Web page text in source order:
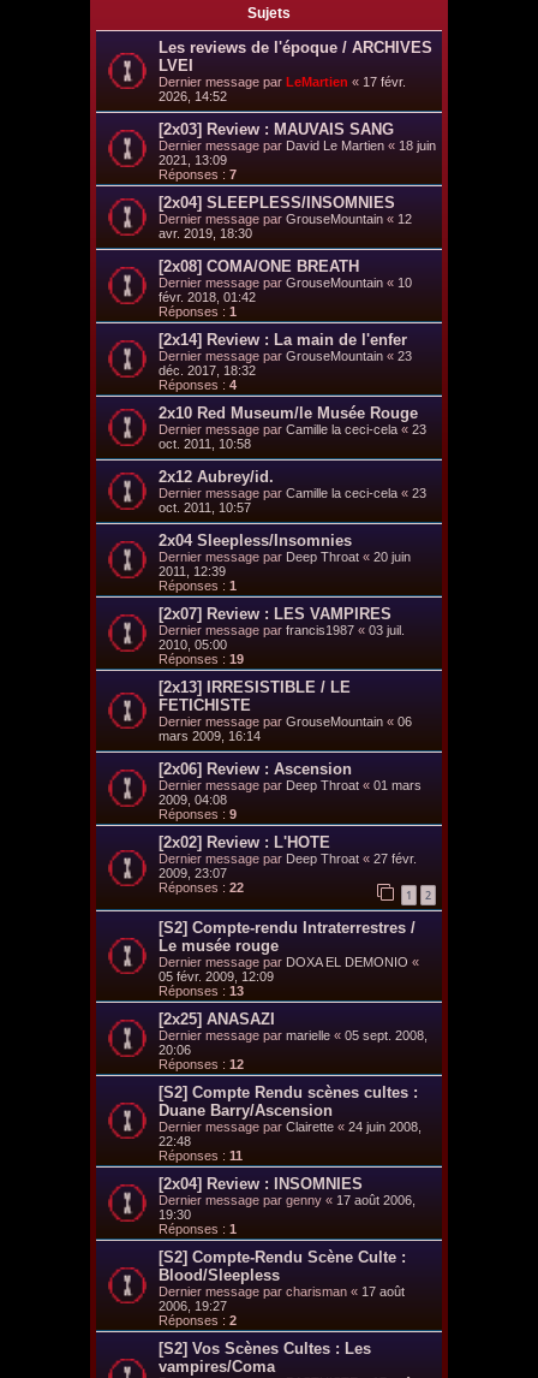
Sujets
Les reviews de l'époque / ARCHIVES
LVEI
Dernier message par LeMartien « 17 févr.
2026, 14:52
[2x03] Review : MAUVAIS SANG
Dernier message par David Le Martien « 18 juin
2021, 13:09
Réponses : 7
[2x04] SLEEPLESS/INSOMNIES
Dernier message par GrouseMountain « 12
avr. 2019, 18:30
[2x08] COMA/ONE BREATH
Dernier message par GrouseMountain « 10
févr. 2018, 01:42
Réponses : 1
[2x14] Review : La main de l'enfer
Dernier message par GrouseMountain « 23
déc. 2017, 18:32
Réponses : 4
2x10 Red Museum/le Musée Rouge
Dernier message par Camille la ceci-cela « 23
oct. 2011, 10:58
2x12 Aubrey/id.
Dernier message par Camille la ceci-cela « 23
oct. 2011, 10:57
2x04 Sleepless/Insomnies
Dernier message par Deep Throat « 20 juin
2011, 12:39
Réponses : 1
[2x07] Review : LES VAMPIRES
Dernier message par francis1987 « 03 juil.
2010, 05:00
Réponses : 19
[2x13] IRRESISTIBLE / LE
FETICHISTE
Dernier message par GrouseMountain « 06
mars 2009, 16:14
[2x06] Review : Ascension
Dernier message par Deep Throat « 01 mars
2009, 04:08
Réponses : 9
[2x02] Review : L'HOTE
Dernier message par Deep Throat « 27 févr.
2009, 23:07
Réponses : 22 1 2
[S2] Compte-rendu Intraterrestres /
Le musée rouge
Dernier message par DOXA EL DEMONIO «
05 févr. 2009, 12:09
Réponses : 13
[2x25] ANASAZI
Dernier message par marielle « 05 sept. 2008,
20:06
Réponses : 12
[S2] Compte Rendu scènes cultes :
Duane Barry/Ascension
Dernier message par Clairette « 24 juin 2008,
22:48
Réponses : 11
[2x04] Review : INSOMNIES
Dernier message par genny « 17 août 2006,
19:30
Réponses : 1
[S2] Compte-Rendu Scène Culte :
Blood/Sleepless
Dernier message par charisman « 17 août
2006, 19:27
Réponses : 2
[S2] Vos Scènes Cultes : Les
vampires/Coma